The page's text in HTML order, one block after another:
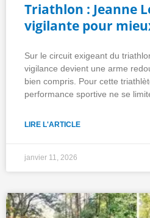
Triathlon : Jeanne
vigilante pour
Sur le circuit exigeant du
vigilance devient une arme
bien compris. Pour cette
performance sportive ne se
LIRE L'ARTICLE
janvier 11, 2026